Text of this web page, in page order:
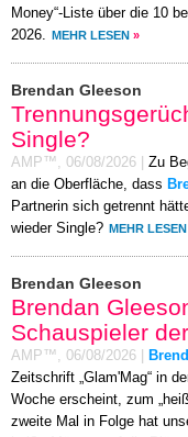
Money“-Liste über die 10
2026.
MEHR LESEN »
Brendan Gleeson
Single?
AMP™, 06/08/2026
Zu
an die Oberfläche, dass
Partnerin sich getrennt
wieder Single? MEHR LESEN
Brendan Gleeson
Brendan
Schauspieler
AMP™, 06/08/2026
Zeitschrift „Glam'Mag“ in
Woche erscheint, zum
zweite Mal in Folge hat